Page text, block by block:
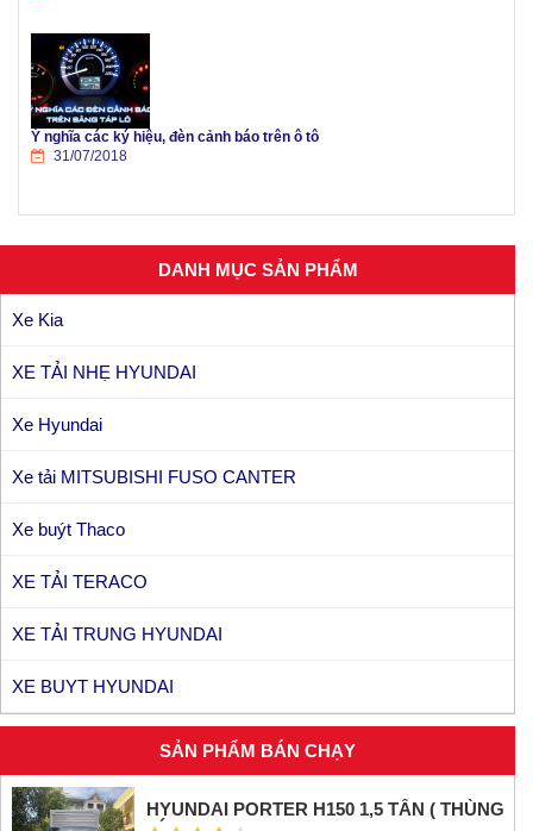
Ý nghĩa các ký hiệu, đèn cảnh báo trên ô tô
31/07/2018
DANH MỤC SẢN PHẨM
Xe Kia
XE TẢI NHẸ HYUNDAI
Xe Hyundai
Xe tải MITSUBISHI FUSO CANTER
Xe buýt Thaco
XE TẢI TERACO
XE TẢI TRUNG HYUNDAI
XE BUYT HYUNDAI
SẢN PHẨM BÁN CHẠY
HYUNDAI PORTER H150 1,5 TẤN ( THÙNG